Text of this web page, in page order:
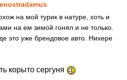
на мой турик в натуре, хоть и
на ем зимой гонял и не только.
это уже брендовое авто. Нихере
корыто сергуня